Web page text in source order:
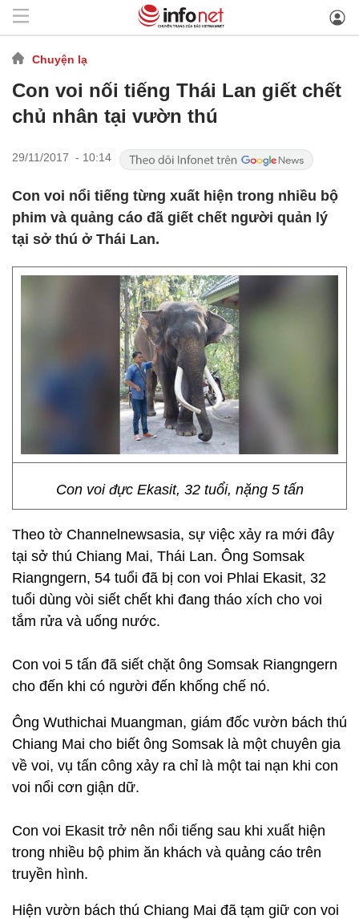
Chuyện lạ
Con voi nối tiếng Thái Lan giết chết
chủ nhân tại vườn thú
29/11/2017 - 10:14
Con voi nổi tiếng từng xuất hiện trong nhiều bộ
phim và quảng cáo đã giết chết người quản lý
tại sở thú ở Thái Lan.
Con voi đực Ekasit, 32 tuổi, nặng 5 tấn
Theo tờ Channelnewsasia, sự việc xảy ra mới đây
tại sở thú Chiang Mai, Thái Lan. Ông Somsak
Riangngern, 54 tuổi đã bị con voi Phlai Ekasit, 32
tuổi dùng vòi siết chết khi đang tháo xích cho voi
tắm rửa và uống nước.
Con voi 5 tấn đã siết chặt ông Somsak Riangngern
cho đến khi có người đến khống chế nó.
Ông Wuthichai Muangman, giám đốc vườn bách thú
Chiang Mai cho biết ông Somsak là một chuyên gia
về voi, vụ tấn công xảy ra chỉ là một tai nạn khi con
voi nổi cơn giận dữ.
Con voi Ekasit trở nên nổi tiếng sau khi xuất hiện
trong nhiều bộ phim ăn khách và quảng cáo trên
truyền hình.
Hiện vườn bách thú Chiang Mai đã tạm giữ con voi